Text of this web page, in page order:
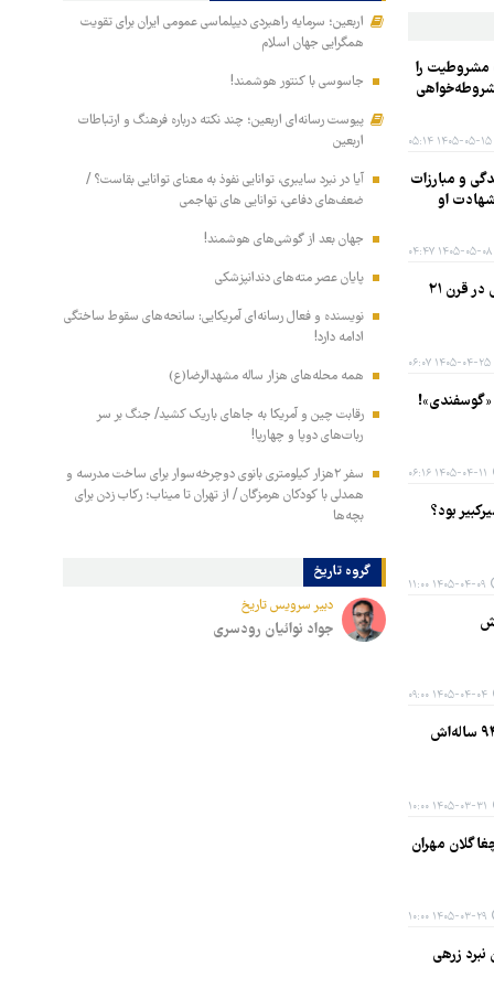
مشروطیت را
۱۴۰۵-۰۵-۱۵ ۰۵:۱۴
و مبارزات
او
۱۴۰۵-۰۵-۰۸ ۰۴:۴۷
قرن ۲۱
۱۴۰۵-۰۴-۲۵ ۰۶:۰۷
«گوسفندی»!
۱۴۰۵-۰۴-۱۱ ۰۶:۱۶
بود؟
۱۴۰۵-۰۴-۰۹ ۱۱:۰۰
۱۴۰۵-۰۴-۰۴ ۰۹:۰۰
۱۴۰۵-۰۳-۳۱ ۱۰:۰۰
۱۴۰۵-۰۳-۲۹ ۱۰:۰۰
نبرد زرهی
اربعین؛ سرمایه راهبردی دیپلماسی عمومی ایران برای تقویت
همگرایی جهان اسلام
جاسوسی با کنتور هوشمند!
پیوست رسانه‌ای اربعین؛ چند نکته درباره فرهنگ و ارتباطات
اربعین
آیا در نبرد سایبری، توانایی نفوذ به معنای توانایی بقاست؟ /
ضعف‌های دفاعی، توانایی های تهاجمی
جهان بعد از گوشی‌های هوشمند!
پایان عصر مته‌های دندانپزشکی
نویسنده و فعال رسانه‌ای آمریکایی: سانحه‌های سقوط ساختگی
ادامه دارد!
همه محله‌های هزار ساله مشهدالرضا(ع)
رقابت چین و آمریکا به جاهای باریک کشید/ جنگ بر سر
ربات‌های دوپا و چهارپا!
سفر ۲هزار کیلومتری بانوی دوچرخه‌سوار برای ساخت مدرسه و
همدلی با کودکان هرمزگان / از تهران تا میناب؛ رکاب‌ زدن برای
بچه‌ها
گروه تاریخ
دبیر سرویس تاریخ
جواد نوائیان رودسری